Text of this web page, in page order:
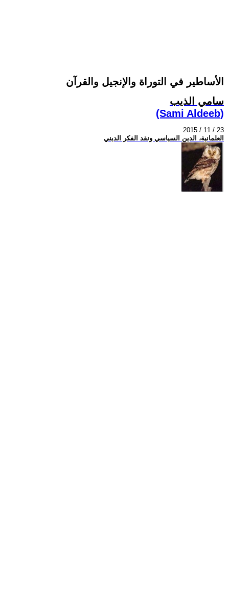
الأساطير في التوراة والإنجيل والقرآن
سامي الذيب
(Sami Aldeeb)
2015 / 11 / 23
العلمانية، الدين السياسي ونقد الفكر الديني